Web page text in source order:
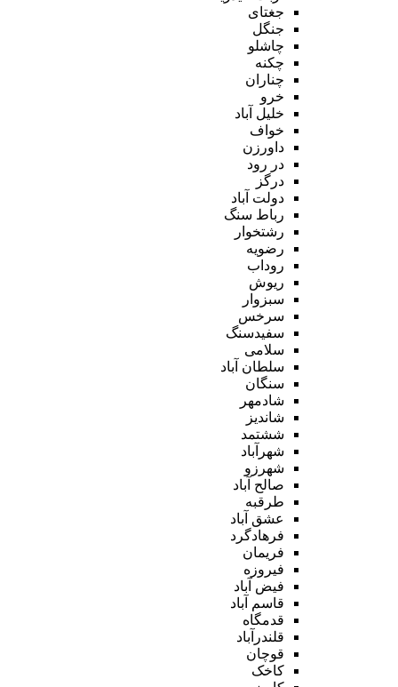
جغتای
جنگل
چاشلو
چکنه
چناران
خرو
خلیل آباد
خواف
داورزن
در رود
درگز
دولت آباد
رباط سنگ
رشتخوار
رضویه
روداب
ریوش
سبزوار
سرخس
سفیدسنگ
سلامی
سلطان آباد
سنگان
شادمهر
شاندیز
ششتمد
شهرآباد
شهرزو
صالح آباد
طرقبه
عشق آباد
فرهادگرد
فریمان
فیروزه
فیض آباد
قاسم آباد
قدمگاه
قلندرآباد
قوچان
کاخک